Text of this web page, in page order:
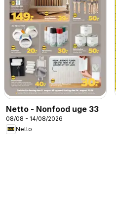
Netto - Nonfood uge 33
08/08 - 14/08/2026
Netto